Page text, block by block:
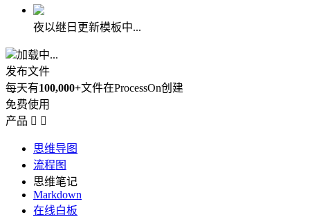
夜以继日更新模板中...
加载中...
发布文件
每天有100,000+文件在ProcessOn创建
免费使用
产品  
思维导图
流程图
思维笔记
Markdown
在线白板